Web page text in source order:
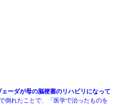
ェーダが母の脳梗塞のリハビリになって
倒れたことで、「医学で治ったものを